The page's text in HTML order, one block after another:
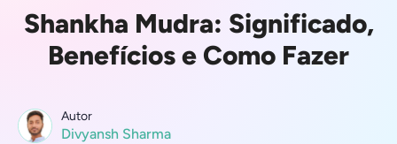
Shankha Mudra: Significado,
Benefícios e Como Fazer
Autor
Divyansh Sharma